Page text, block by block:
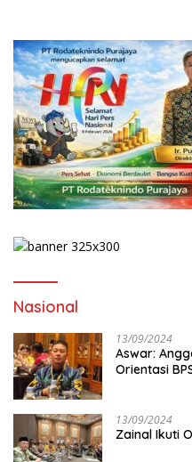
Nasional
13/09/2024
Aswar:
Orientasi
13/09/2024
Zainal Ikuti